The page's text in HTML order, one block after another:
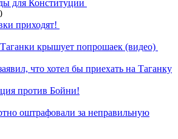
для Конституции
приходят!
крышует попрошаек (видео)
что хотел бы приехать на Таганку
против Бойни!
оштрафовали за неправильную